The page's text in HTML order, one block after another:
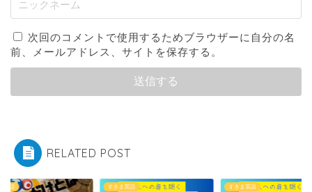
次回のコメントで使用するためブラウザーに自分の名
前、メールアドレス、サイトを保存する。
RELATED POST
英語 すきま英語 すきま英語